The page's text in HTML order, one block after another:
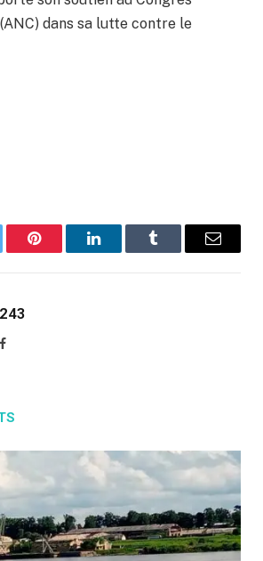
dans sa lutte contre le
Pinterest LinkedInTumblr Email
Facebook